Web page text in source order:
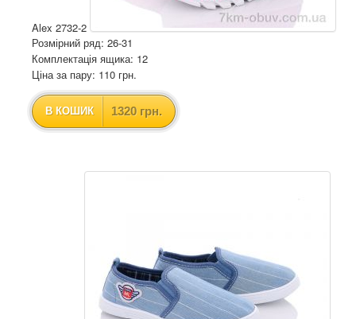
Alex 2732-2
Розмірний ряд: 26-31
Комплектація ящика: 12
Ціна за пару: 110 грн.
В КОШИК 1320 грн.